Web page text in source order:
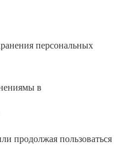
персональных
в
продолжая пользоваться